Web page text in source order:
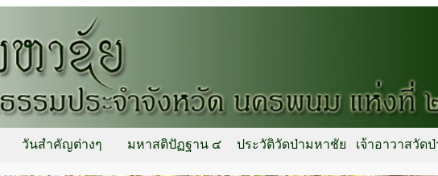
วันสำคัญต่างๆ มหาสติปัฏฐาน ๔ ประวัติวัดป่ามหาชัย เจ้าอาวาสวัด